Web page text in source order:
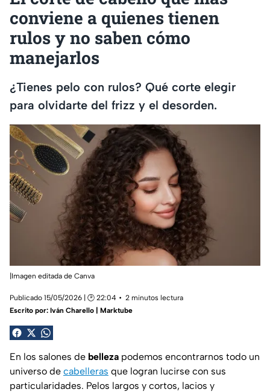
conviene a quienes tienen
rulos y no saben cómo
manejarlos
¿Tienes pelo con rulos? Qué corte elegir
para olvidarte del frizz y el desorden.
|Imagen editada de Canva
Publicado 15/05/2026 | 🕑 22:04
2 minutos lectura
Escrito por: Iván Charello | Marktube
En los salones de belleza podemos encontrarnos todo un
universo de cabelleras que logran lucirse con sus
particularidades. Pelos largos y cortos, lacios y